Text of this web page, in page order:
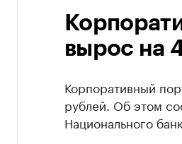
вырос на
Корпоративный
рублей. Об этом
Национального